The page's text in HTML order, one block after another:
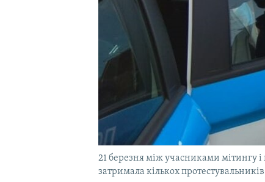
21 березня між учасниками мітингу
затримала кількох протестувальників